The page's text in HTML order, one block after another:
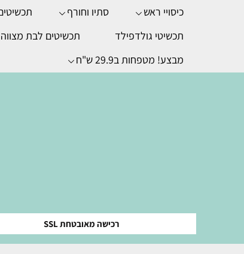
רכישה מאובטחת SSL
כיסויי ראש סתיו וחורף
תכשיטי גולדפילד
תכשיטים לבת מצווה
מבצע! מטפחות ב29.9 ש"ח